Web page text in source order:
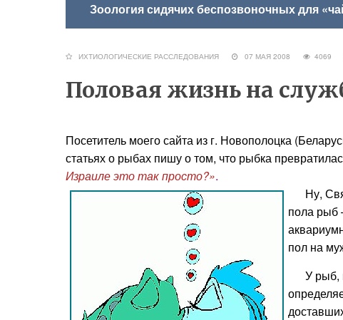
Зоология сидячих беспозвоночных для
ИХТИОЛОГИЧЕСКИЕ РАССЛЕДОВАНИЯ 07 МАЯ 2008 4069
Половая жизнь на
Посетитель моего сайта из г. Новополоцка
статьях о рыбах пишу о том, что рыбка
Израиле это так просто?».
Ну,
пола рыб
пол на
У рыб,